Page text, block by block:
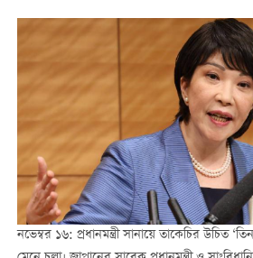
নভেম্বর ১৬: প্রধানমন্ত্রী সানায়ে তাকেচির উচিত